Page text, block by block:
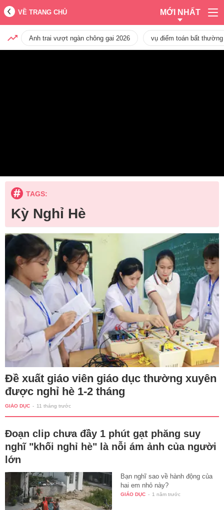
VỀ TRANG CHỦ MỚI NHẤT
Anh trai vượt ngàn chông gai 2026 vụ điểm toán bất
TAGS:
Kỳ Nghỉ Hè
Đề xuất giáo viên giáo dục thường xuyên
được nghỉ hè 1-2 tháng
GIÁO DỤC - 11 tháng trước
Đoạn clip chưa đầy 1 phút gạt phăng suy
nghĩ "khối nghỉ hè" là nỗi ám ảnh của người
lớn
Bạn nghĩ sao về hành động của
hai em nhỏ này?
GIÁO DỤC - 1 năm trước